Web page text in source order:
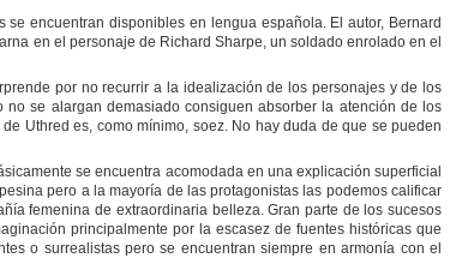
encuentran disponibles en lengua española. El autor, Bernard
en el personaje de Richard Sharpe, un soldado enrolado en el
por no recurrir a la idealización de los personajes y de los
se alargan demasiado consiguen absorber la atención de los
Uthred es, como mínimo, soez. No hay duda de que se pueden
se encuentra acomodada en una explicación superficial
pero a la mayoría de las protagonistas las podemos calificar
femenina de extraordinaria belleza. Gran parte de los sucesos
principalmente por la escasez de fuentes históricas que
o surrealistas pero se encuentran siempre en armonía con el